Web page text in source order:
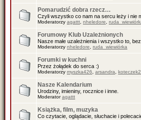
Pomarudzić dobra rzecz…
Czyli wszystko co nam na sercu leży i nie
Moderatorzy agattt nheledore
Forumowy Klub Uzależnionych
Nasze małe uzależnienia i wszystko to,
Moderatorzy nheledore ruda_wiewiórka
Forumki w kuchni
Przez żołądek do serca :)
Moderatorzy myszka426 arsandra
Nasze Kalendarium
Urodziny, imieniny, rocznice i inne.
Moderatoragattt
Książka, film, muzyka
Co czytacie, oglądacie, słuchacie i